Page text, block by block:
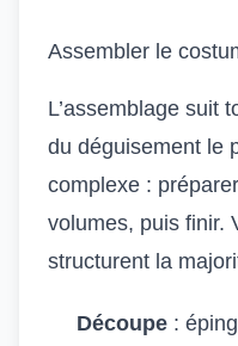
Assembler le
L’assemblage suit
du déguisement le
complexe :
volumes, puis finir.
structurent la
Découpe :